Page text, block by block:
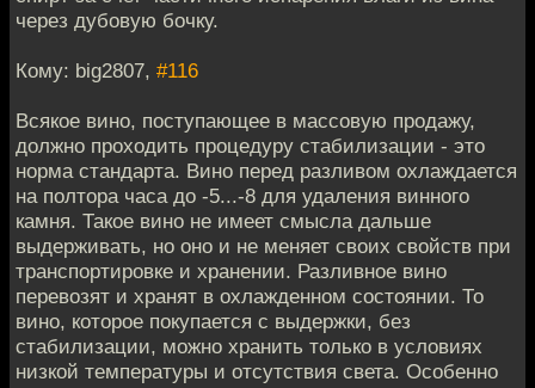
через дубовую бочку.
Кому: big2807, #116
Всякое вино, поступающее в массовую продажу,
должно проходить процедуру стабилизации - это
норма стандарта. Вино перед разливом охлаждается
на полтора часа до -5...-8 для удаления винного
камня. Такое вино не имеет смысла дальше
выдерживать, но оно и не меняет своих свойств при
транспортировке и хранении. Разливное вино
перевозят и хранят в охлажденном состоянии. То
вино, которое покупается с выдержки, без
стабилизации, можно хранить только в условиях
низкой температуры и отсутствия света. Особенно